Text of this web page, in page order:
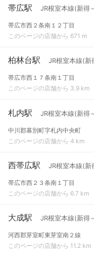
帯広駅 JR根室本線(新得
帯広市西２条南１２丁目
このページの店舗から 671 m
柏林台駅 JR根室本線(新
帯広市西１７条南１丁目
このページの店舗から 3.9 km
札内駅 JR根室本線(新得
中川郡幕別町字札内中央町
このページの店舗から 4 km
西帯広駅 JR根室本線(新
帯広市西２３条南１丁目
このページの店舗から 6.7 km
大成駅 JR根室本線(新得
河西郡芽室町東芽室南２線
このページの店舗から 11.2 km